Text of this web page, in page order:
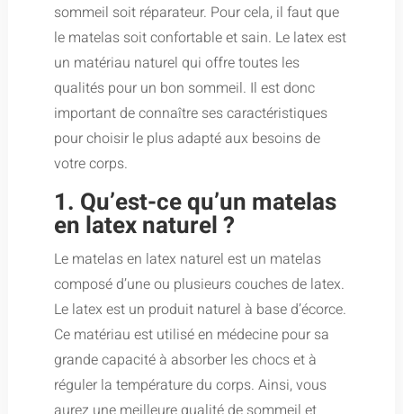
sommeil soit réparateur. Pour cela, il faut que
le matelas soit confortable et sain. Le latex est
un matériau naturel qui offre toutes les
qualités pour un bon sommeil. Il est donc
important de connaître ses caractéristiques
pour choisir le plus adapté aux besoins de
votre corps.
1. Qu’est-ce qu’un matelas
en latex naturel ?
Le matelas en latex naturel est un matelas
composé d’une ou plusieurs couches de latex.
Le latex est un produit naturel à base d’écorce.
Ce matériau est utilisé en médecine pour sa
grande capacité à absorber les chocs et à
réguler la température du corps. Ainsi, vous